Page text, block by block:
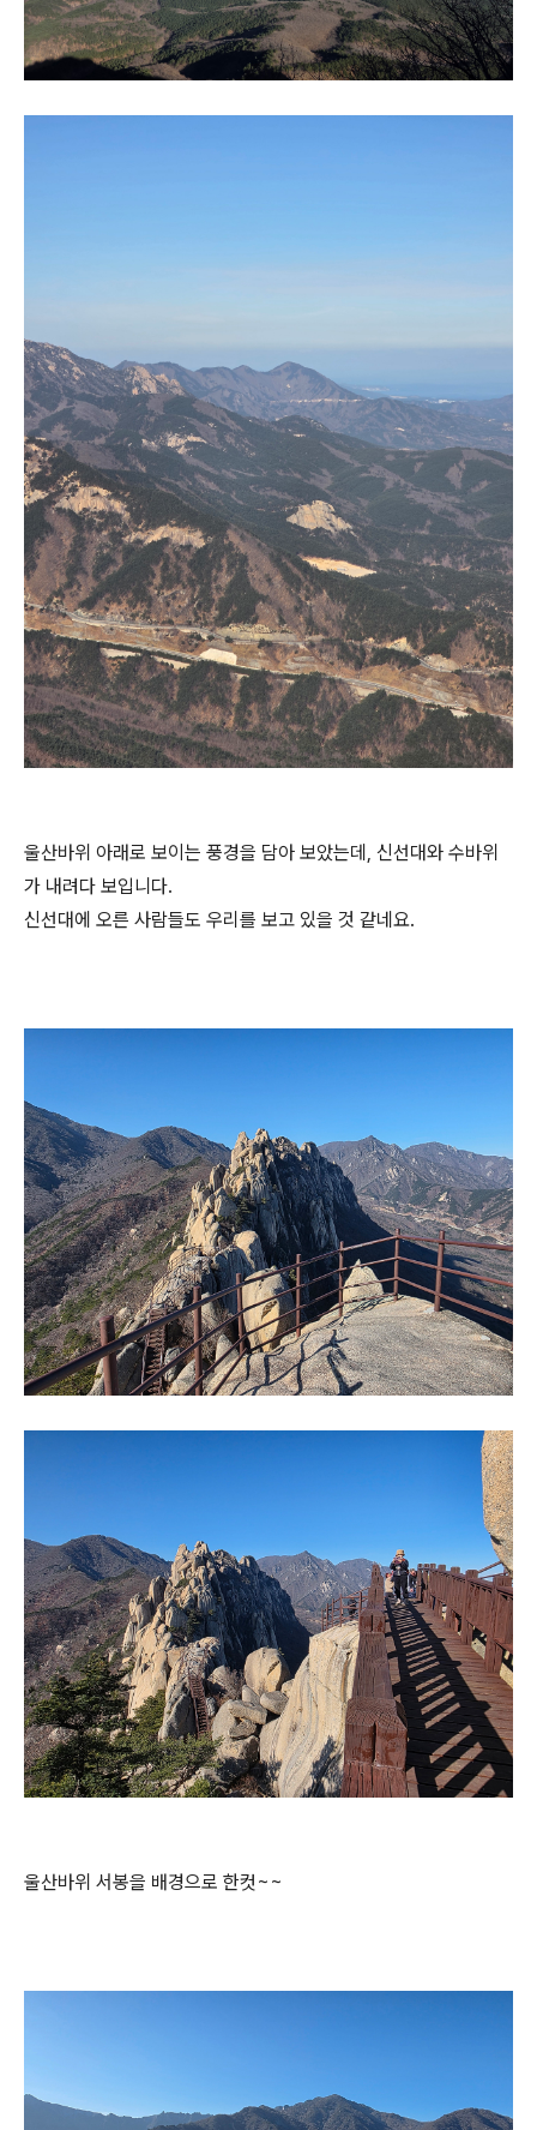
울산바위 아래로 보이는 풍경을 담아 보았는데, 신선대와 수바위
가 내려다 보입니다.
신선대에 오른 사람들도 우리를 보고 있을 것 같네요.
울산바위 서봉을 배경으로 한컷~~